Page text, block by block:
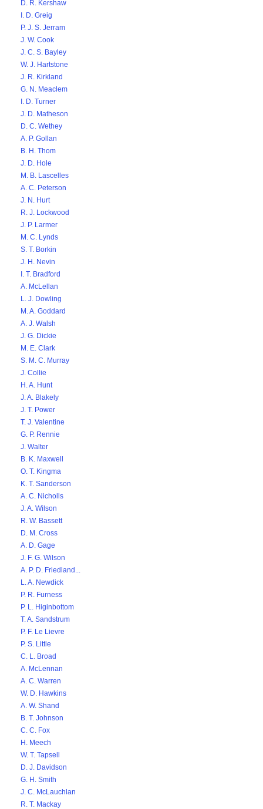
D. R. Kershaw
I. D. Greig
P. J. S. Jerram
J. W. Cook
J. C. S. Bayley
W. J. Hartstone
J. R. Kirkland
G. N. Meaclem
I. D. Turner
J. D. Matheson
D. C. Wethey
A. P. Gollan
B. H. Thom
J. D. Hole
M. B. Lascelles
A. C. Peterson
J. N. Hurt
R. J. Lockwood
J. P. Larmer
M. C. Lynds
S. T. Borkin
J. H. Nevin
I. T. Bradford
A. McLellan
L. J. Dowling
M. A. Goddard
A. J. Walsh
J. G. Dickie
M. E. Clark
S. M. C. Murray
J. Collie
H. A. Hunt
J. A. Blakely
J. T. Power
T. J. Valentine
G. P. Rennie
J. Walter
B. K. Maxwell
O. T. Kingma
K. T. Sanderson
A. C. Nicholls
J. A. Wilson
R. W. Bassett
D. M. Cross
A. D. Gage
J. F. G. Wilson
A. P. D. Friedland...
L. A. Newdick
P. R. Furness
P. L. Higinbottom
T. A. Sandstrum
P. F. Le Lievre
P. S. Little
C. L. Broad
A. McLennan
A. C. Warren
W. D. Hawkins
A. W. Shand
B. T. Johnson
C. C. Fox
H. Meech
W. T. Tapsell
D. J. Davidson
G. H. Smith
J. C. McLauchlan
R. T. Mackay